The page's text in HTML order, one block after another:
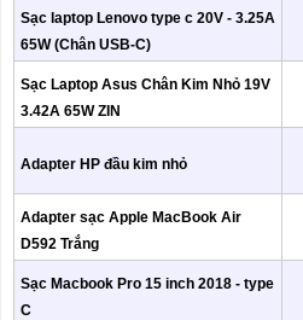
Sạc laptop Lenovo type c 20V - 3.25A
65W (Chân USB-C)
Sạc Laptop Asus Chân Kim Nhỏ 19V
3.42A 65W ZIN
Adapter HP đầu kim nhỏ
Adapter sạc Apple MacBook Air
D592 Trắng
Sạc Macbook Pro 15 inch 2018 - type
C